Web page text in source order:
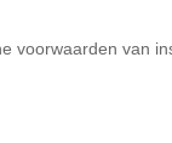
voorwaarden van